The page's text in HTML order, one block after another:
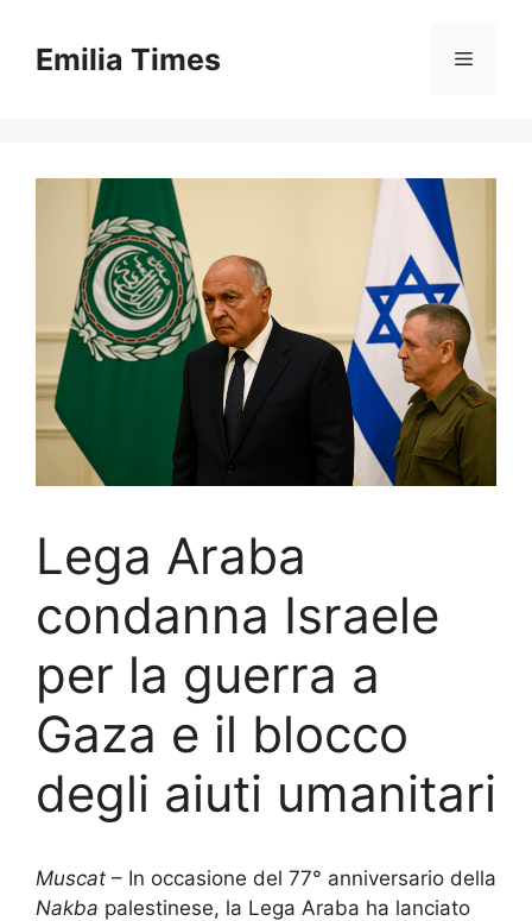
contentEmilia Times Menu
Lega Araba
condanna Israele
per la guerra a
Gaza e il blocco
degli aiuti umanitari
Muscat – In occasione del 77° anniversario della
Nakba palestinese, la Lega Araba ha lanciato